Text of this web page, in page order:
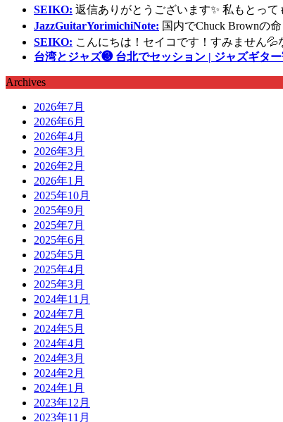
SEIKO: 返信ありがとうございます✨ 私もとっ
JazzGuitarYorimichiNote: 国内でChuck Brownの
SEIKO: こんにちは！セイコです！すみません
台湾とジャズ❸ 台北でセッション | ジャズギタ
Archives
2026年7月
2026年6月
2026年4月
2026年3月
2026年2月
2026年1月
2025年10月
2025年9月
2025年7月
2025年6月
2025年5月
2025年4月
2025年3月
2024年11月
2024年7月
2024年5月
2024年4月
2024年3月
2024年2月
2024年1月
2023年12月
2023年11月